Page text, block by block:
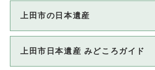
上田市の日本遺産
上田市日本遺産 みどころガイド